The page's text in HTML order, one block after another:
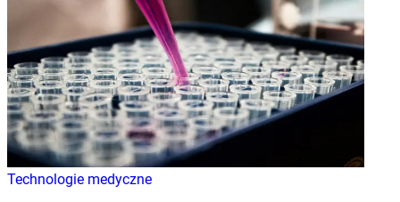
Technologie medyczne